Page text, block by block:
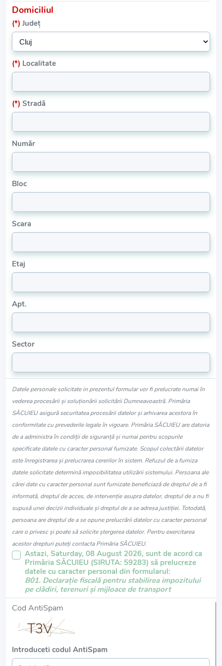
Domiciliul
(*) Județ
(*) Localitate
(*) Stradă
Număr
Bloc
Scara
Etaj
Apt.
Sector
Datele personale solicitate in prezentul formular vor fi prelucrate numai în
vederea procesării și soluționării solicitării Dumneavoastră. Primăria
SĂCUIEU asigură securitatea procesării datelor și arhivarea acestora în
conformitate cu prevederile legale în vigoare. Primăria SĂCUIEU are datoria
de a administra în condiții de siguranță și numai pentru scopurile
specificate datele cu caracter personal furnizate. Scopul colectării datelor
este înregistrarea și prelucrarea cererilor în sistem. Refuzul de a furniza
datele solicitate determină imposibilitatea utilizării sistemului. Persoana ale
cărei date cu caracter personal sunt furnizate beneficiază de dreptul de a fi
informată, dreptul de acces, de intervenție asupra datelor, dreptul de a nu fi
supusă unei decizii individuale și dreptul de a se adresa justiției. Totodată,
persoana are dreptul de a se opune prelucrării datelor cu caracter personal
care o privesc și poate să solicite ștergerea datelor. Pentru exercitarea
acestor drepturi puteți contacta Primăria SĂCUIEU.
Astazi, Saturday, 08 August 2026, sunt de acord ca
Primăria SĂCUIEU (SIRUTA: 59283) să prelucreze
datele cu caracter personal din formularul:
B01. Declarație fiscală pentru stabilirea impozitului
pe clădiri, terenuri și mijloace de transport
Cod AntiSpam
Introduceti codul AntiSpam